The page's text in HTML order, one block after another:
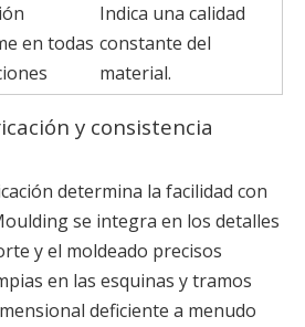
en todas
Indica una calidad
constante del
material.
y consistencia
determina la facilidad con
se integra en los detalles
y el moldeado precisos
en las esquinas y tramos
deficiente a menudo